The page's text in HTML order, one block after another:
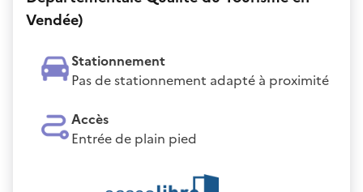
Vendée)
Stationnement
Pas de stationnement adapté à proximité
Accès
Entrée de plain pied